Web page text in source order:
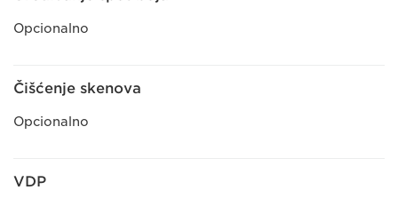
Opcionalno
Čišćenje skenova
Opcionalno
VDP